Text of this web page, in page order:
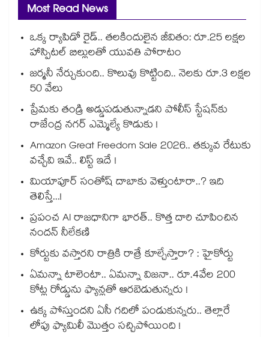
Most Read News
ఒక్క ర్యాపిడో రైడ్.. తలకిందులైన జీవితం: రూ.25 లక్షల
హాస్పిటల్ బిల్లులతో యువతి పోరాటం
జర్మనీ నేర్చుకుంది.. కొలువు కొట్టింది.. నెలకు రూ.3 లక్షల
50 వేలు
ప్రేమకు తండ్రి అడ్డుపడుతున్నాడని పోలీస్ స్టేషన్⁪కు
రాజేంద్ర నగర్ ఎమ్మెల్యే కొడుకు !
Amazon Great Freedom Sale 2026.. తక్కువ రేటుకు
వచ్చేవి ఇవే.. లిస్ట్ ఇదే !
మియాపూర్ సంతోష్ దాబాకు వెళ్తుంటారా..? ఇది
తెలిస్తే...!
ప్రపంచ AI రాజధానిగా భారత్.. కొత్త దారి చూపించిన
నందన్ నీలేకణి
కోర్టుకు వస్తారని రాత్రికి రాత్రే కూల్చేస్తారా? : హైకోర్టు
ఏమన్నా టాలెంటా.. ఏమన్నా విజనా.. రూ.4వేల 200
కోట్ల రోడ్డును ఫ్యాన్లతో ఆరబెడుతున్నరు !
ఉక్క పోస్తుందని ఏసీ గదిలో పండుకున్నరు.. తెల్లారే
లోపు ఫ్యామిలీ మొత్తం సచ్చిపోయింది !